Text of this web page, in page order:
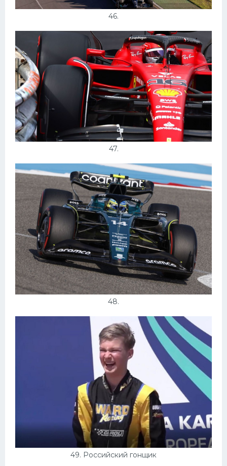
46.
47.
48.
49. Российский гонщик